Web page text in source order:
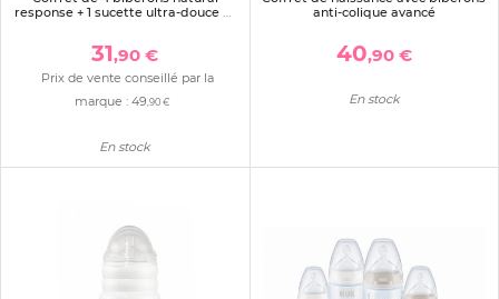
response + 1 sucette ultra-douce 0-
31,90 €
Prix de vente conseillé par la
marque :49,90 €
En stock
anti-colique avancé
40,90 €
En stock